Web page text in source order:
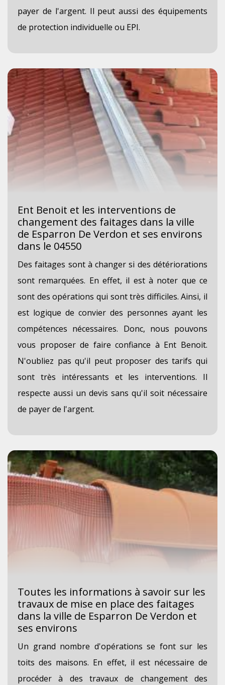
payer de l'argent. Il peut aussi des équipements
de protection individuelle ou EPI.
Ent Benoit et les interventions de
changement des faitages dans la ville
de Esparron De Verdon et ses environs
dans le 04550
Des faitages sont à changer si des détériorations
sont remarquées. En effet, il est à noter que ce
sont des opérations qui sont très difficiles. Ainsi, il
est logique de convier des personnes ayant les
compétences nécessaires. Donc, nous pouvons
vous proposer de faire confiance à Ent Benoit.
N'oubliez pas qu'il peut proposer des tarifs qui
sont très intéressants et les interventions. Il
respecte aussi un devis sans qu'il soit nécessaire
de payer de l'argent.
Toutes les informations à savoir sur les
travaux de mise en place des faitages
dans la ville de Esparron De Verdon et
ses environs
Un grand nombre d'opérations se font sur les
toits des maisons. En effet, il est nécessaire de
procéder à des travaux de changement des